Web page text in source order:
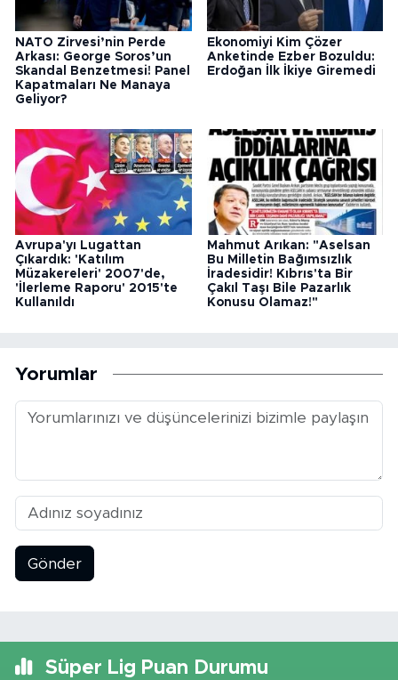
NATO Zirvesi’nin Perde
Arkası: George Soros’un
Skandal Benzetmesi! Panel
Kapatmaları Ne Manaya
Geliyor?
Ekonomiyi Kim Çözer
Anketinde Ezber Bozuldu:
Erdoğan İlk İkiye Giremedi
Avrupa'yı Lugattan
Çıkardık: 'Katılım
Müzakereleri' 2007'de,
'İlerleme Raporu' 2015'te
Kullanıldı
Mahmut Arıkan: "Aselsan
Bu Milletin Bağımsızlık
İradesidir! Kıbrıs'ta Bir
Çakıl Taşı Bile Pazarlık
Konusu Olamaz!"
Yorumlar
Gönder
Süper Lig Puan Durumu